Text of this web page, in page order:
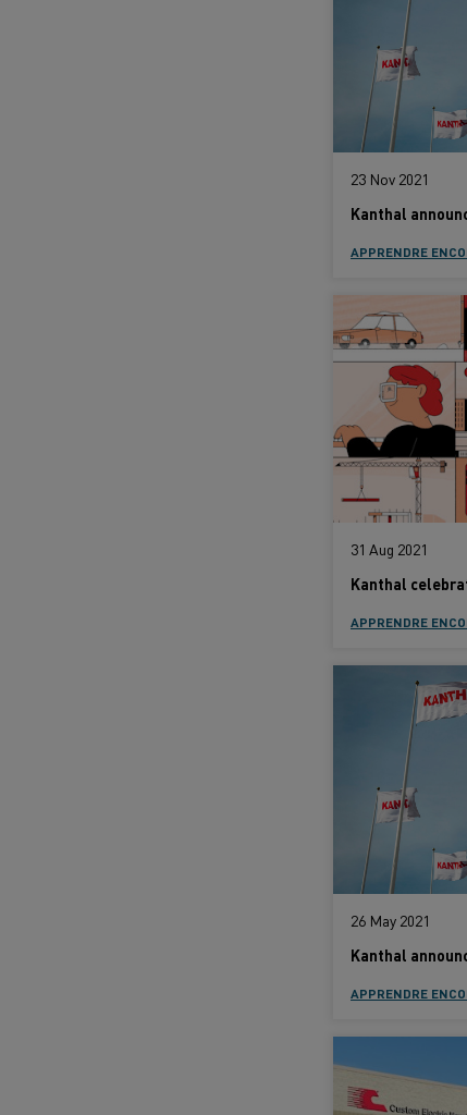
23 Nov 2021
APPRENDRE
31 Aug 2021
APPRENDRE
26 May 2021
Kanthal
APPRENDRE